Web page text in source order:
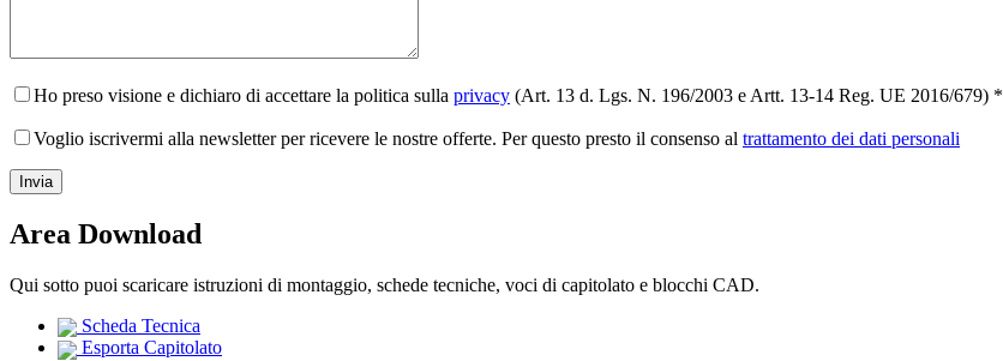
Ho preso visione e dichiaro di accettare la politica sulla privacy (Art. 13 d. Lgs. N. 196/2003 e Artt. 13-14 Reg. UE 2016/679) *
Voglio iscrivermi alla newsletter per ricevere le nostre offerte. Per questo presto il consenso al trattamento dei dati personali
Area Download
Qui sotto puoi scaricare istruzioni di montaggio, schede tecniche, voci di capitolato e blocchi CAD.
Scheda Tecnica
Esporta Capitolato